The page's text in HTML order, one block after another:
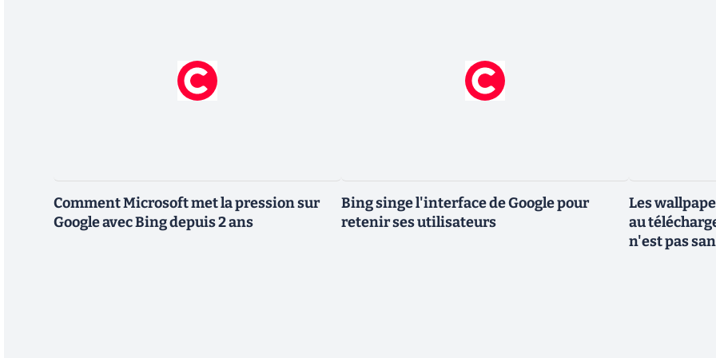
Comment Microsoft met la pression sur
Google avec Bing depuis 2 ans
Bing singe l'interface de Google pour
retenir ses utilisateurs
Les
au
n'est pas